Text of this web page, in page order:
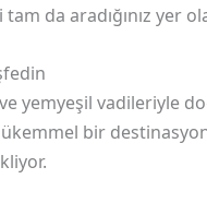
da aradığınız yer
yemyeşil vadileriyle
bir